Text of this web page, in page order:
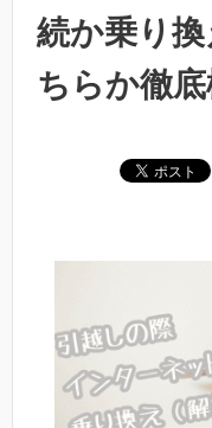
続か乗り
ちらか徹底